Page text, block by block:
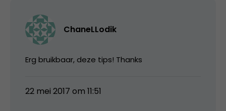
ChaneLLodik
Erg bruikbaar, deze tips! Thanks
22 mei 2017 om 11:51